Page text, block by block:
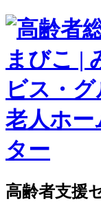
高齢者支援